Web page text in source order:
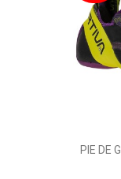
PIE DE